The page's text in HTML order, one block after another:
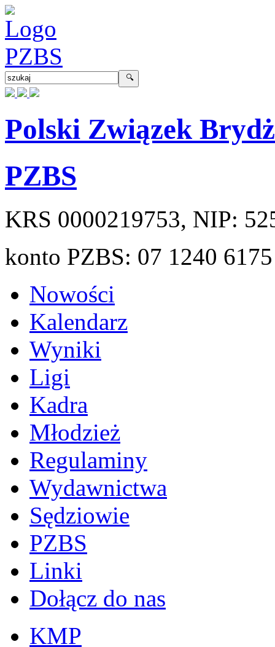
Polski Związek
PZBS
KRS 0000219753, NIP:
konto PZBS: 07 1240
Nowości
Kalendarz
Wyniki
Ligi
Kadra
Młodzież
Regulaminy
Wydawnictwa
Sędziowie
PZBS
Linki
Dołącz do nas
KMP